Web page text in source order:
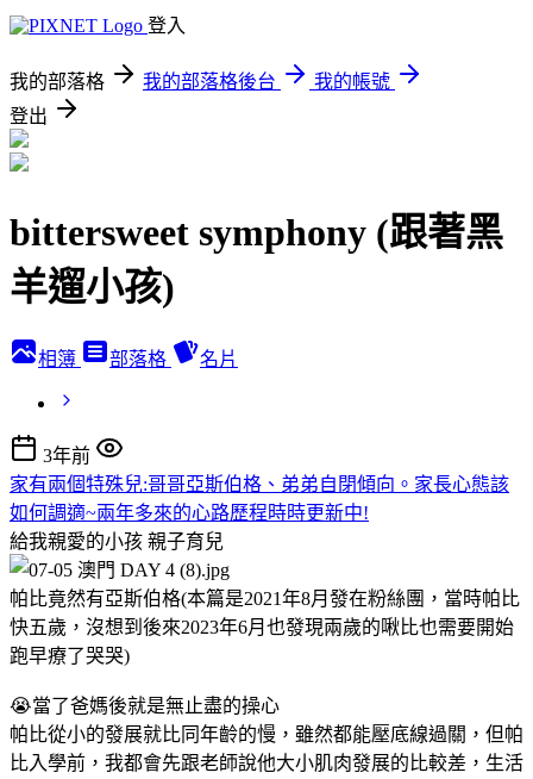
登入
我的部落格 我的部落格後台
我的帳號
登出
bittersweet symphony (跟著黑
羊遛小孩)
相簿 部落格 名片
3年前
家有兩個特殊兒:哥哥亞斯伯格、弟弟自閉傾向。家長心態該
如何調適~兩年多來的心路歷程時時更新中!
給我親愛的小孩 親子育兒
帕比竟然有亞斯伯格(本篇是2021年8月發在粉絲團，當時帕比
快五歲，沒想到後來2023年6月也發現兩歲的啾比也需要開始
跑早療了哭哭)
😭當了爸媽後就是無止盡的操心
帕比從小的發展就比同年齡的慢，雖然都能壓底線過關，但帕
比入學前，我都會先跟老師說他大小肌肉發展的比較差，生活